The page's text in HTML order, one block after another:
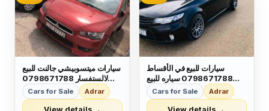
سيارات ميتسوبيشي جالنت للبيع
لالستفسار 0798671788
بدفعات قليله واقساط قليله ب
بتبلش من ١٧٠دينار
Cars for Sale Adrar
سيارات للبيع في الأقساط
0798671788 سياره للبيع
بدفعه أولى ميسرا واقساط
شهريه 🔑 لالستفسار
0798671788 📞
Cars for Sale Adrar